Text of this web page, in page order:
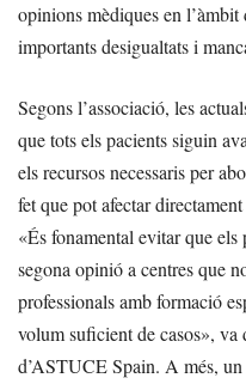
opinions mèdiques en
importants desigualtats i
Segons l’associació, les
que tots els pacients siguin
els recursos necessaris per
fet que pot afectar
«És fonamental evitar que
segona opinió a centres que
professionals amb formació
volum suficient de casos», va
d’ASTUCE Spain. A més,